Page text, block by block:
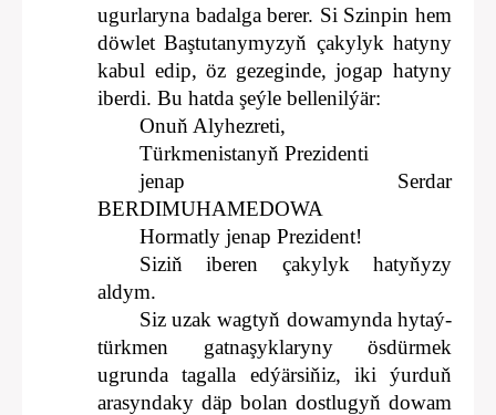
ugurlaryna badalga berer. Si Szinpin hem
döwlet Baştutanymyzyň çakylyk hatyny
kabul edip, öz gezeginde, jogap hatyny
iberdi. Bu hatda şeýle bellenilýär:
Onuň Alyhezreti,
Türkmenistanyň Prezidenti
jenap Serdar
BERDIMUHAMEDOWA
Hormatly jenap Prezident!
Siziň iberen çakylyk hatyňyzy
aldym.
Siz uzak wagtyň dowamynda hytaý-
türkmen gatnaşyklaryny ösdürmek
ugrunda tagalla edýärsiňiz, iki ýurduň
arasyndaky däp bolan dostlugyň dowam